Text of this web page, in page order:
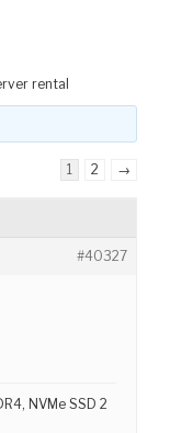
rental
1 2 →
#40327
NVMe SSD 2